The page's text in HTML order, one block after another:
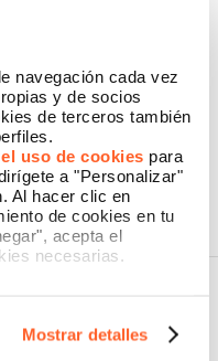
navegación cada vez
y de socios
de terceros también
uso de cookies para
a "Personalizar"
Al hacer clic en
de cookies en tu
acepta el
necesarias.
Mostrar detalles